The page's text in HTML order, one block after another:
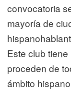
convocatoria
mayoría de
Este club
proceden de
ámbito